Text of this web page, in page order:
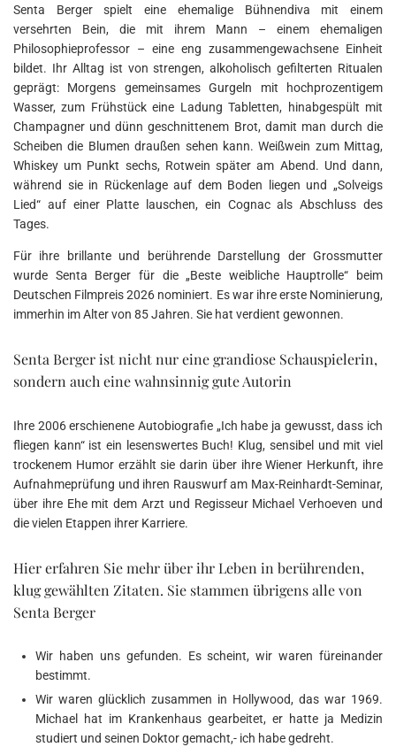
Senta Berger spielt eine ehemalige Bühnendiva mit einem
versehrten Bein, die mit ihrem Mann – einem ehemaligen
Philosophieprofessor – eine eng zusammengewachsene Einheit
bildet. Ihr Alltag ist von strengen, alkoholisch gefilterten Ritualen
geprägt: Morgens gemeinsames Gurgeln mit hochprozentigem
Wasser, zum Frühstück eine Ladung Tabletten, hinabgespült mit
Champagner und dünn geschnittenem Brot, damit man durch die
Scheiben die Blumen draußen sehen kann. Weißwein zum Mittag,
Whiskey um Punkt sechs, Rotwein später am Abend. Und dann,
während sie in Rückenlage auf dem Boden liegen und „Solveigs
Lied“ auf einer Platte lauschen, ein Cognac als Abschluss des
Tages.
Für ihre brillante und berührende Darstellung der Grossmutter
wurde Senta Berger für die „Beste weibliche Hauptrolle“ beim
Deutschen Filmpreis 2026 nominiert. Es war ihre erste Nominierung,
immerhin im Alter von 85 Jahren. Sie hat verdient gewonnen.
Senta Berger ist nicht nur eine grandiose Schauspielerin,
sondern auch eine wahnsinnig gute Autorin
Ihre 2006 erschienene Autobiografie „Ich habe ja gewusst, dass ich
fliegen kann“ ist ein lesenswertes Buch! Klug, sensibel und mit viel
trockenem Humor erzählt sie darin über ihre Wiener Herkunft, ihre
Aufnahmeprüfung und ihren Rauswurf am Max-Reinhardt-Seminar,
über ihre Ehe mit dem Arzt und Regisseur Michael Verhoeven und
die vielen Etappen ihrer Karriere.
Hier erfahren Sie mehr über ihr Leben in berührenden,
klug gewählten Zitaten. Sie stammen übrigens alle von
Senta Berger
Wir haben uns gefunden. Es scheint, wir waren füreinander
bestimmt.
Wir waren glücklich zusammen in Hollywood, das war 1969.
Michael hat im Krankenhaus gearbeitet, er hatte ja Medizin
studiert und seinen Doktor gemacht,- ich habe gedreht.